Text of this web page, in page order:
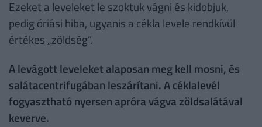
Ezeket a leveleket le szoktuk vágni és kidobjuk,
pedig óriási hiba, ugyanis a cékla levele rendkívül
értékes „zöldség”.
A levágott leveleket alaposan meg kell mosni, és
salátacentrifugában leszárítani. A céklalevél
fogyasztható nyersen apróra vágva zöldsalátával
keverve.